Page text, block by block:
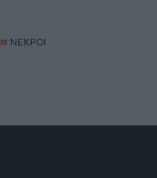
# ΝΕΚΡΟΙ